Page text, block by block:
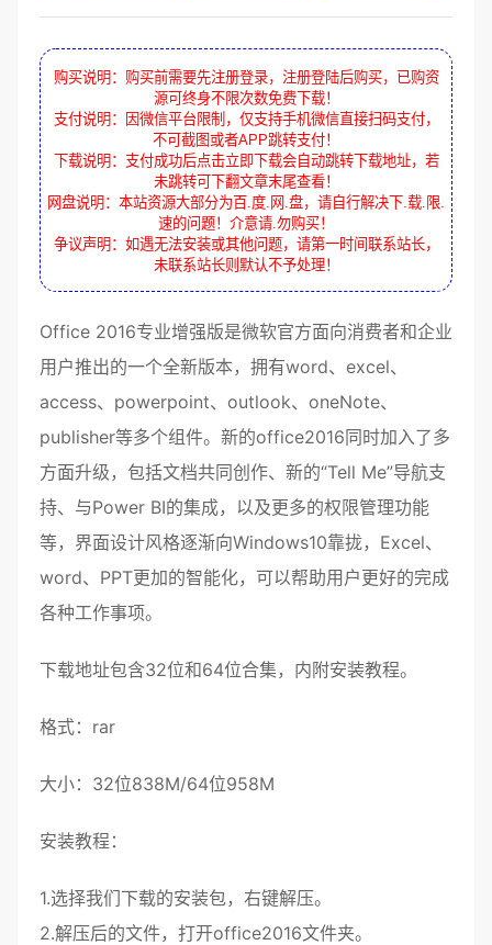
购买说明：购买前需要先注册登录，注册登陆后购买，已购资
源可终身不限次数免费下载！
支付说明：因微信平台限制，仅支持手机微信直接扫码支付，
不可截图或者APP跳转支付！
下载说明：支付成功后点击立即下载会自动跳转下载地址，若
未跳转可下翻文章末尾查看！
网盘说明：本站资源大部分为百.度.网.盘，请自行解决下.载.限.
速的问题！介意请.勿购买！
争议声明：如遇无法安装或其他问题，请第一时间联系站长，
未联系站长则默认不予处理！
Office 2016专业增强版是微软官方面向消费者和企业
用户推出的一个全新版本，拥有word、excel、
access、powerpoint、outlook、oneNote、
publisher等多个组件。新的office2016同时加入了多
方面升级，包括文档共同创作、新的“Tell Me”导航支
持、与Power BI的集成，以及更多的权限管理功能
等，界面设计风格逐渐向Windows10靠拢，Excel、
word、PPT更加的智能化，可以帮助用户更好的完成
各种工作事项。
下载地址包含32位和64位合集，内附安装教程。
格式：rar
大小：32位838M/64位958M
安装教程：
1.选择我们下载的安装包，右键解压。
2.解压后的文件，打开office2016文件夹。